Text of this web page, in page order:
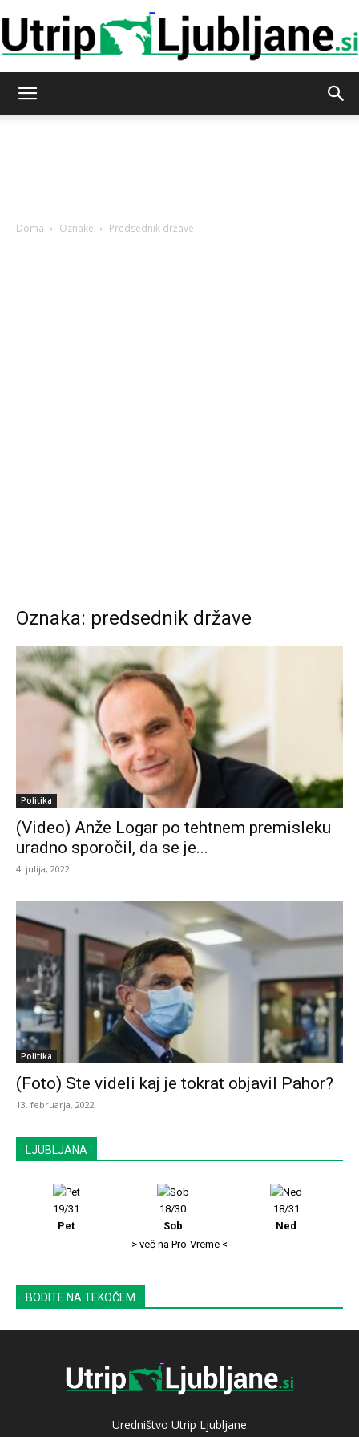
Doma Oznake Predsednik države
Oznaka: predsednik države
Politika
(Video) Anže Logar po tehtnem premisleku
uradno sporočil, da se je...
4. julija, 2022
Politika
(Foto) Ste videli kaj je tokrat objavil Pahor?
13. februarja, 2022
LJUBLJANA
19/31
Pet
18/30
Sob
18/31
Ned
> več na Pro-Vreme <
BODITE NA TEKOČEM
Uredništvo Utrip Ljubljane